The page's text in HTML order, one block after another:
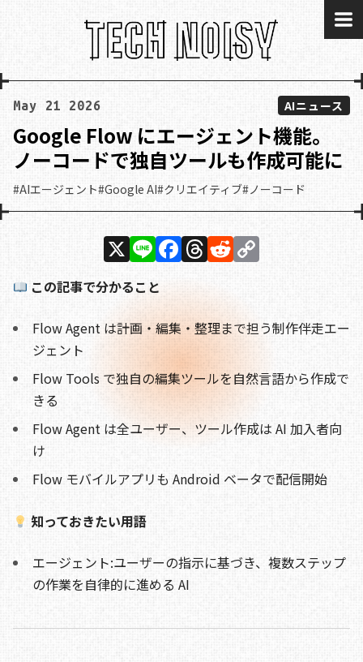
May 21 2026 AIニュース
Google Flow にエージェント機能。
ノーコードで独自ツールも作成可能に
#AIエージェント#Google AI#クリエイティブ#ノーコード
X Li
n
e
F
c
e
b
o
o
k
T
re
a
s
R
d
diy
n
この記事で分かること
Flow Agent は計画・編集・整理まで担う制作伴走エー
ジェント
Flow Tools で独自の編集ツールを自然言語から作成で
きる
Flow Agent は全ユーザー、ツール作成は AI 加入者向
け
Flow モバイルアプリも Android ベータで配信開始
知っておきたい用語
エージェント:ユーザーの指示に基づき、複数ステップ
の作業を自律的に進める AI